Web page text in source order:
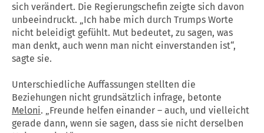
sich verändert. Die Regierungschefin zeigte sich davon
unbeeindruckt. „Ich habe mich durch Trumps Worte
nicht beleidigt gefühlt. Mut bedeutet, zu sagen, was
man denkt, auch wenn man nicht einverstanden ist“,
sagte sie.
Unterschiedliche Auffassungen stellten die
Beziehungen nicht grundsätzlich infrage, betonte
Meloni. „Freunde helfen einander – auch, und vielleicht
gerade dann, wenn sie sagen, dass sie nicht derselben